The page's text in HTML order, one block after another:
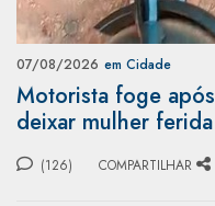
07/08/2026 em Cidade
Motorista foge
deixar mulher
(126) COMPARTILHAR